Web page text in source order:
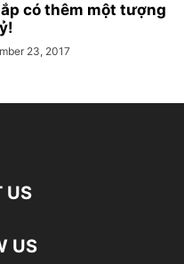
có thêm một tượng
23, 2017
US
US